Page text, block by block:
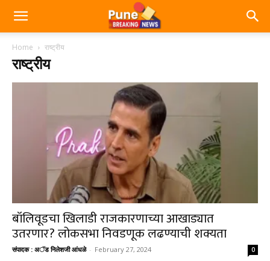
Home राष्ट्रीय
राष्ट्रीय
बॉलिवूडचा खिलाडी राजकारणाच्या आखाड्यात
उतरणार? लोकसभा निवडणूक लढण्याची शक्यता
संपादक : अॅड निलेशजी आंधळे - February 27, 2024 0